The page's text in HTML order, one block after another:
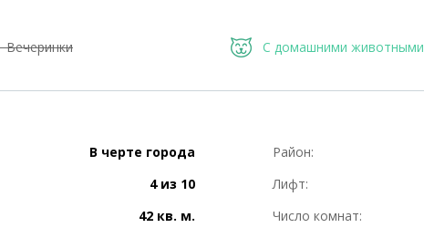
Вечеринки С домашними животными
В черте города Район:
4 из 10 Лифт:
42 кв. м. Число комнат: